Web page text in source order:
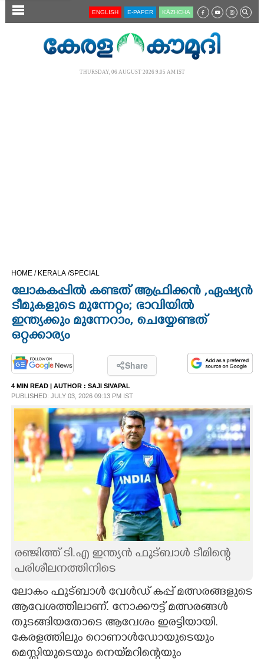
SECTIONS
CINEMA
OPINION
PHOTOS
SPIRITUAL
INFO+
ART
CARTOONS
CONTACT US
ENGLISH E-PAPER KĀZHCHA
THURSDAY, 06 AUGUST 2026 9.05 AM IST
HOME / KERALA /SPECIAL
ലോകകപ്പിൽ കണ്ടത് ആഫ്രിക്കൻ ,ഏഷ്യൻ
ടീമുകളുടെ മുന്നേറ്റം; ഭാവിയിൽ
ഇന്ത്യക്കും മുന്നേറാം, ചെയ്യേണ്ടത്
ഒറ്റക്കാര്യം
Share
4 MIN READ | AUTHOR : SAJI SIVAPAL
PUBLISHED: JULY 03, 2026 09:13 PM IST
രഞ്ജിത്ത് ടി.എ ഇന്ത്യൻ ഫുട്ബാൾ ടീമിന്റെ
പരിശീലനത്തിനിടെ
ലോകം ഫുട്ബാൾ വേൾഡ് കപ്പ് മത്സരങ്ങളുടെ
ആവേശത്തിലാണ്. നോക്കൗട്ട് മത്സരങ്ങൾ
തുടങ്ങിയതോടെ ആവേശം ഇരട്ടിയായി.
കേരളത്തിലും റൊണാൾഡോയുടെയും
മെസ്സിയുടെയും നെയ്‌മറിന്റെയും